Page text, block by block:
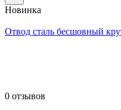
Новинка
Отвод сталь бесшовный
0 отзывов